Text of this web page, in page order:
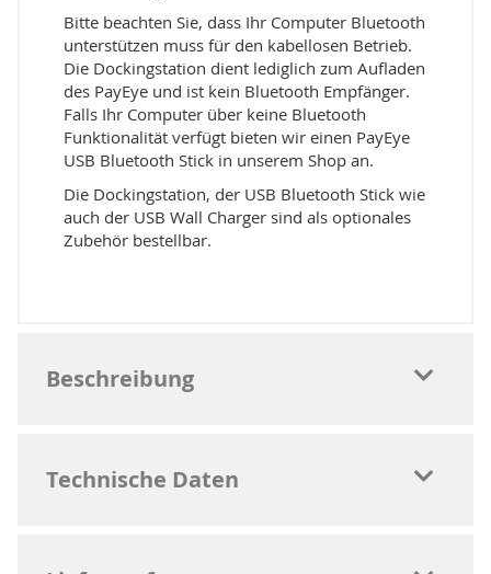
Bitte beachten Sie, dass Ihr Computer Bluetooth
unterstützen muss für den kabellosen Betrieb.
Die Dockingstation dient lediglich zum Aufladen
des PayEye und ist kein Bluetooth Empfänger.
Falls Ihr Computer über keine Bluetooth
Funktionalität verfügt bieten wir einen PayEye
USB Bluetooth Stick in unserem Shop an.
Die Dockingstation, der USB Bluetooth Stick wie
auch der USB Wall Charger sind als optionales
Zubehör bestellbar.
Beschreibung
Technische Daten